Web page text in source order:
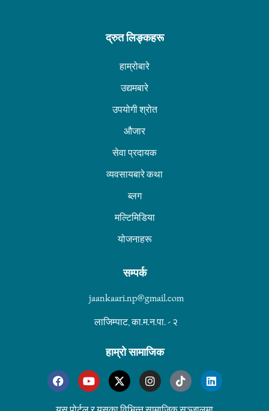
द्रुत लिङ्कहरू
हाम्रोबारे
उद्यमबारे
उपयोगी श्रोत
औजार
सेवा प्रदायक
व्यवसायबारे कथा
ब्लग
मल्टिमिडिया
योजनाहरू
सम्पर्क
jaankaari.np@gmail.com
लाजिम्पाट, का.म.न.पा. - २
हाम्रो सामाजिक